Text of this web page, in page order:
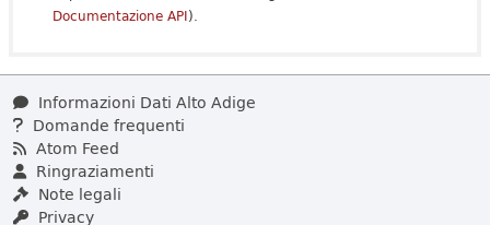
Documentazione API).
Informazioni Dati Alto Adige
Domande frequenti
Atom Feed
Ringraziamenti
Note legali
Privacy